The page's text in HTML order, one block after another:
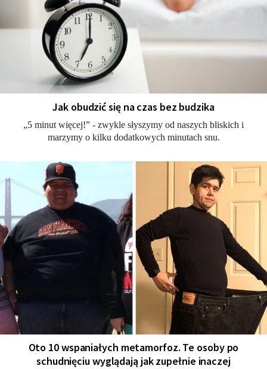
Jak obudzić się na czas bez budzika
„5 minut więcej!” - zwykle słyszymy od naszych bliskich i
marzymy o kilku dodatkowych minutach snu.
Oto 10 wspaniałych metamorfoz. Te osoby po
schudnięciu wyglądają jak zupełnie inaczej